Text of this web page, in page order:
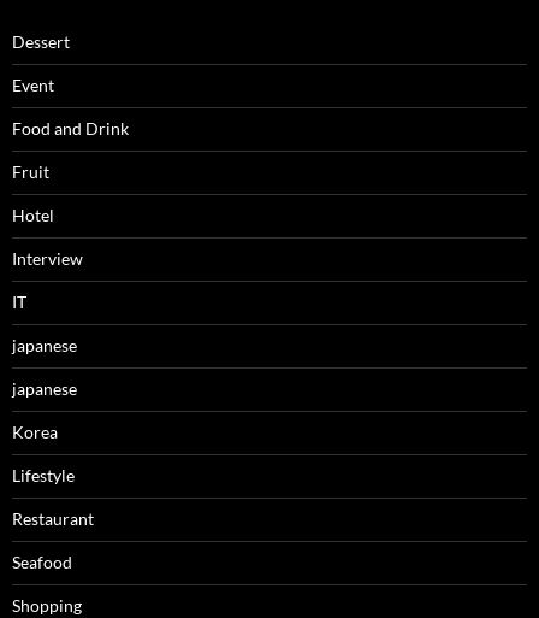
Dessert
Event
Food and Drink
Fruit
Hotel
Interview
IT
japanese
japanese
Korea
Lifestyle
Restaurant
Seafood
Shopping